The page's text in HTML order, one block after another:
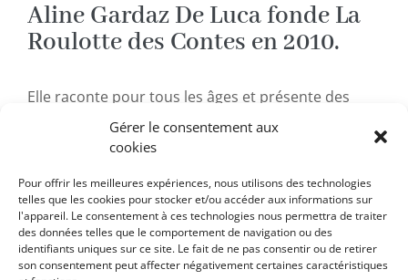
Gérer le consentement aux
cookies
Pour offrir les meilleures expériences, nous utilisons des technologies
telles que les cookies pour stocker et/ou accéder aux informations sur
l'appareil. Le consentement à ces technologies nous permettra de traiter
des données telles que le comportement de navigation ou des
identifiants uniques sur ce site. Le fait de ne pas consentir ou de retirer
son consentement peut affecter négativement certaines caractéristiques
Aline Gardaz De Luca fonde La
Roulotte des Contes en 2010.
Elle raconte pour tous les âges et présente des
créations où chants et contes se mêlent. Elle
propose également un répertoire adapté au jeune
qui jaillit dans nos nuits, rencontres de l’ici et de
l’ailleurs, le chemin se trace pas à pas par le conte
à travers nos vies.
La Roulotte des Contes propose des ateliers